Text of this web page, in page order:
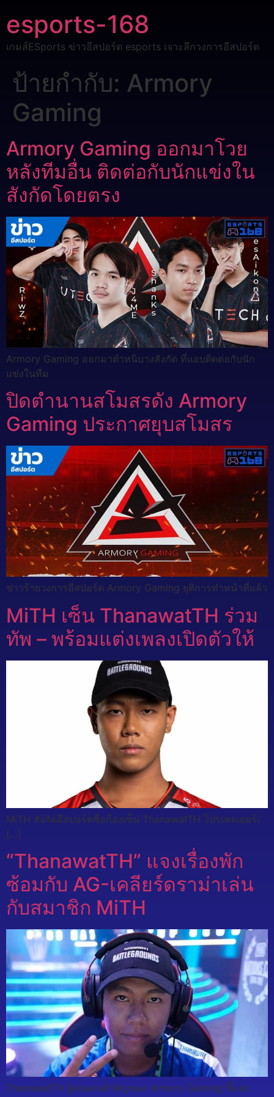
esports-168
เกมส์ESports ข่าวอีสปอร์ต esports เจาะลึกวงการอีสปอร์ต
ป้ายกำกับ: Armory
Gaming
Armory Gaming ออกมาโวย
หลังทีมอื่น ติดต่อกับนักแข่งใน
สังกัดโดยตรง
Armory Gaming ออกมาตำหนิบางสังกัด ที่แอบติดต่อกับนัก
แข่งในทีม
ปิดตำนานสโมสรดัง Armory
Gaming ประกาศยุบสโมสร
ข่าวร้ายวงการอีสปอร์ต Armory Gaming ยุติการทำหน้าที่แล้ว
MiTH เซ็น ThanawatTH ร่วม
ทัพ – พร้อมแต่งเพลงเปิดตัวให้
MiTH สังกัดอีสปอร์ตชื่อก้องเซ็น ThanawatTH โปรเพลเยอร์เ
[…]
“ThanawatTH” แจงเรื่องพัก
ซ้อมกับ AG-เคลียร์ดราม่าเล่น
กับสมาชิก MiTH
ThanawatTH ผู้เล่นคนสำคัญของ Armory Gaming ชี้แจง